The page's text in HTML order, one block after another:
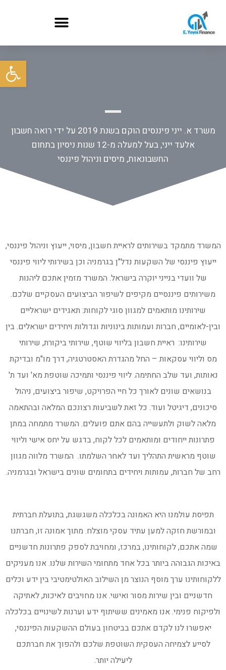
פתח
משרד א. ייני פיננסים הוקם בשנת 2019 על ידי רואה חשבון
אלעד ייני, בעל למעלה מ-12 שנות ניסיון בתחום
החשבונאות, מיסים וניהול פיננסי
המשרד מתמקד בשירותים לראיית חשבון, מיסוי, ייעוץ וניהול פיננסי,
ייעוץ פיננסי של השקעות נדל"ן בגרמניה וכן בשירותי ליווי פיננסי
של וועדי בנייני יוקרה בישראל. המשרד מזמין אתכם ליהנות
משירותים פיננסיים מקיפים לשיפור הביצועים העסקיים שלכם.
שירותינו מותאמים למגוון סוגי לקוחות: תאגידים ישראליים
ובין-לאומיים, חברות ועמותות בינוניות וגדולות ויחידים ישראלים. בין
שירותינו: ראיית חשבון בליווי שוטף, שירותי ביקורת, שירותי
מס וליווי עסקאות – החל מהגדרת האסטרטגיה, דרך מו"מ ובדיקת
נאותות, ועד שלב החתימה. ליווי פיננסי ותמיכה שוטפת מא' ועד ת'
בנושאים שונים לאורך כל חיי הפרויקט, שיפור ביצועים, ניהול
סיכונים, דיגיטל ועוד. כל זאת לשביעות רצונכם המלאה ובהתאמה
מלאה לשוק ולתעשייה בהם אתם פועלים. המשרד מתמחה במתן
פתרונות ייחודים ומותאמים לכל לקוח, בדגש על יחס אישי וליווי
שוטף מראשית התהליך ועד לאחר השלמתו. המשרד מלווה מגוון
רחב של חברות, עמותות ויחידים בתחומים שונים בישראל ובגרמניה.
תפיסת עולמנו היא האמונה בכלכלה משגשגת, בתועלת חברתית
ובמורשת חזקה למען עתיד עסקי מוצלח. מתוך אמונה זו, חברתנו
שמה אתכם, לקוחותינו, במרכז, ומחויבת לספק פתרונות חדשניים
באיכות הגבוהה ביותר בכל אחד מתחומי השירות שלנו. אנו מעניקים
ללקוחותינו ערך מוסף הנוצר מן השילוב האולטימטיבי בין ידע וכלים
חדשניים ובין שירות מסור ואישי. אנו מחויבים לאיכות, לאתיקה
ולפיקוח פנימי. אנו מאמינים ששיתוף ידע וערנות לשינויים בכלכלה
יאפשרו לנו לקדם אתכם בביטחון בעולם ההשקעות הפיננסי,
לסייע לצמיחה העסקית השוטפת שלכם ולהפוך את חברתכם
ליעילה יותר.